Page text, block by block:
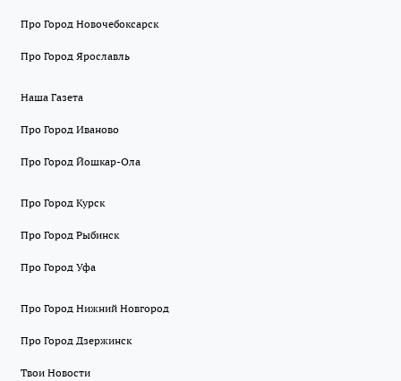
Про Город Новочебоксарск
Про Город Ярославль
Наша Газета
Про Город Иваново
Про Город Йошкар-Ола
Про Город Курск
Про Город Рыбинск
Про Город Уфа
Про Город Нижний Новгород
Про Город Дзержинск
Твои Новости